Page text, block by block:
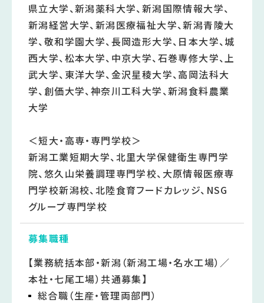
県立大学、新潟薬科大学、新潟国際情報大学、
新潟経営大学、新潟医療福祉大学、新潟青陵大
学、敬和学園大学、長岡造形大学、日本大学、城
西大学、松本大学、中京大学、石巻専修大学、上
武大学、東洋大学、金沢星稜大学、高岡法科大
学、創価大学、神奈川工科大学、新潟食料農業
大学
＜短大・高専・専門学校＞
新潟工業短期大学、北里大学保健衛生専門学
院、悠久山栄養調理専門学校、大原情報医療専
門学校新潟校、北陸食育フードカレッジ、NSG
グループ専門学校
募集職種
【業務統括本部・新潟（新潟工場・名水工場）／
本社・七尾工場）共通募集】
総合職（生産・管理両部門）